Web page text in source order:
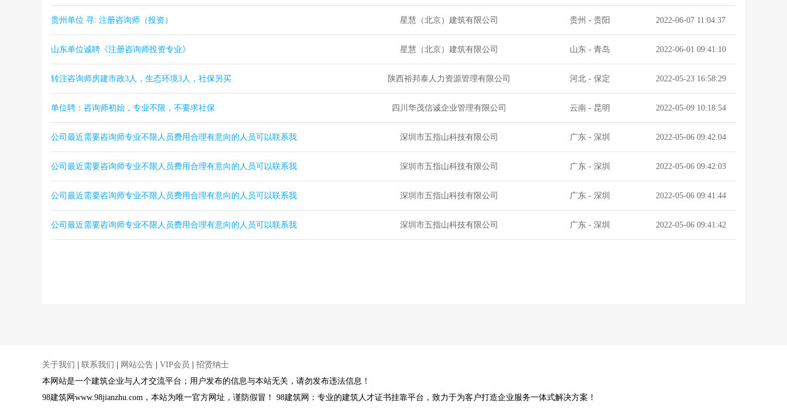
贵州单位 寻: 注册咨询师（投资） 星慧（北京）建筑有限公司 贵州 - 贵阳 2022-06-07 11:04:37
山东单位诚聘《注册咨询师投资专业》 星慧（北京）建筑有限公司 山东- 青岛 2022-06-01 09:41:10
转注咨询师房建市政3人，生态环境3人，社保另买 陕西裕邦泰人力资源管理有限公司 河北- 保定 2022-05-23 16:58:29
单位聘：咨询师初始，专业不限，不要求社保 四川华茂信诚企业管理有限公司 云南- 昆明 2022-05-09 10:18:54
公司最近需要咨询师专业不限人员费用合理有意向的人员可以联系我 深圳市五指山科技有限公司 广东- 深圳 2022-05-06 09:42:04
公司最近需要咨询师专业不限人员费用合理有意向的人员可以联系我 深圳市五指山科技有限公司 广东- 深圳 2022-05-06 09:42:03
公司最近需要咨询师专业不限人员费用合理有意向的人员可以联系我 深圳市五指山科技有限公司 广东- 深圳 2022-05-06 09:41:44
公司最近需要咨询师专业不限人员费用合理有意向的人员可以联系我 深圳市五指山科技有限公司 广东- 深圳 2022-05-06 09:41:42
关于我们 联系我们 网站公告 VIP会员
招贤纳士
本网站是一个建筑企业与人才交流平台；用户发布的信息与本站无关，请勿发布违法信息！
98建筑网www.98jianzhu.com，本站为唯一官方网址，谨防假冒！ 98建筑网：专业的建筑人才证书挂靠平台，致力于为客户打造企业服务一体式解决方案！